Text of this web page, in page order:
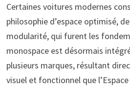
Certaines voitures modernes
philosophie d’espace optimisé,
modularité, qui furent les
monospace est désormais
plusieurs marques, résultant
visuel et fonctionnel que